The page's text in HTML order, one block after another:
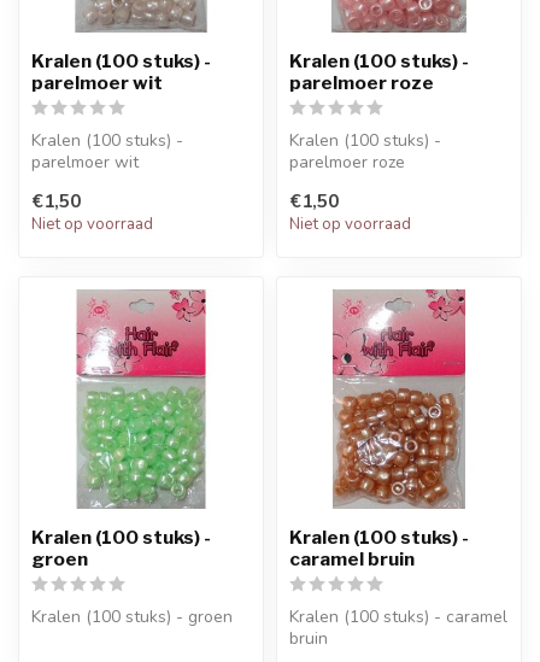
Kralen (100 stuks) -
parelmoer wit
Kralen (100 stuks) -
parelmoer wit
€1,50
Niet op voorraad
Kralen (100 stuks) -
parelmoer roze
Kralen (100 stuks) -
parelmoer roze
€1,50
Niet op voorraad
Kralen (100 stuks) -
groen
Kralen (100 stuks) - groen
Kralen (100 stuks) -
caramel bruin
Kralen (100 stuks) - caramel
bruin